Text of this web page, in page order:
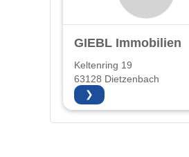
GIEBL Immobilien
Keltenring 19
63128 Dietzenbach
❯